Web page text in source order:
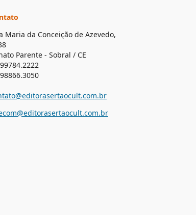
Maria da Conceição de Azevedo,
Parente - Sobral / CE